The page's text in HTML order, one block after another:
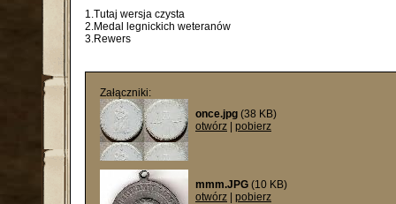
1.Tutaj wersja czysta
2.Medal legnickich weteranów
3.Rewers
Załączniki:
once.jpg (38 KB)
otwórz
pobierz
mmm.JPG (10 KB)
otwórz
pobierz